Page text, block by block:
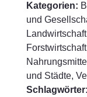
Kategorien:
und
und Städte,
Schlagwörter: